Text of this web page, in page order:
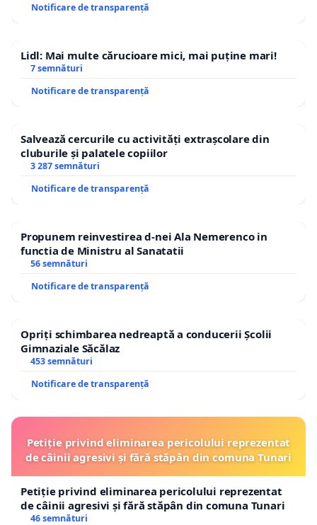
Notificare de transparență
Lidl: Mai multe cărucioare mici, mai puține mari!
7 semnături
Notificare de transparență
Salvează cercurile cu activități extrașcolare din
cluburile și palatele copiilor
3 287 semnături
Notificare de transparență
Propunem reinvestirea d-nei Ala Nemerenco in
functia de Ministru al Sanatatii
56 semnături
Notificare de transparență
Opriți schimbarea nedreaptă a conducerii Școlii
Gimnaziale Săcălaz
453 semnături
Notificare de transparență
Petiție privind eliminarea pericolului reprezentat
de câinii agresivi și fără stăpân din comuna Tunari
Petiție privind eliminarea pericolului reprezentat
de câinii agresivi și fără stăpân din comuna Tunari
46 semnături